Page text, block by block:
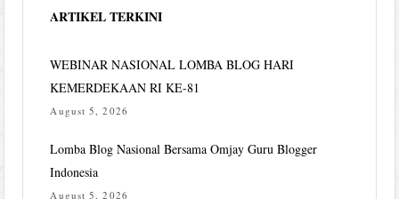
ARTIKEL TERKINI
WEBINAR NASIONAL LOMBA BLOG HARI
KEMERDEKAAN RI KE-81
August 5, 2026
Lomba Blog Nasional Bersama Omjay Guru Blogger
Indonesia
August 5, 2026